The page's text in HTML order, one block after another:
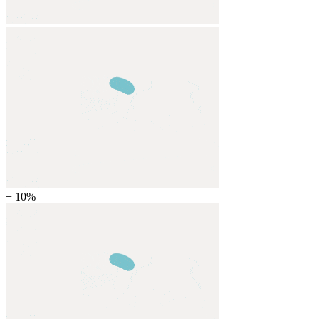
+ 10%